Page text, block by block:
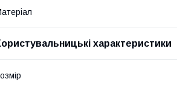
характеристики